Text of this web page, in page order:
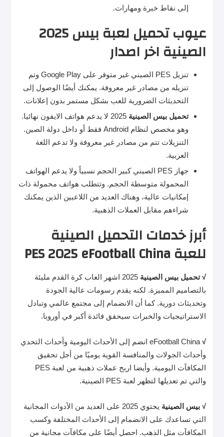
إلى نقاط خبرة ومهارات.
عيوب تحميل لعبة بيس 2025
الصينية اخر اصدار
تنزيل PES الصيني غير متوفر على Google Play وتم
تنزيله من مصادر غير معروفة. يمكنك أيضًا الوصول إلى
التحديثات الضرورية للعب بشكل مستمر بدون إعلانات.
تحميل بيس الصينية
2025 لا يدعم هواتف الايفون نهائيا.
وهو مخصص لنظام Android فقط أو داخل دولة الصين.
التنزيلات تتم من مصادر غير معروفة ولا تدعم اللغة
العربية.
جهاز PES الصيني كبير الحجم نسبياً ولا يدعم الهواتف
المحمولة متوسطة الحجم. وتتطلب هواتف محمولة ذات
إمكانيات عالية، وهناك العديد من اللاعبين الذين يمكنك
شراءهم مقابل العملات الذهبية.
أبرز خدمات التحميل الصينية
للعبة PES 2025 eFootball China
√ تحميل بيس الصينية
2025 اشهر العاب كرة القدم مليئة
بالتصاميم المميزة. لكنه يقدم رسومات عالية الجودة
وتحديثات دورية. كما أن الانضمام إلى مجتمع عالمي وتبادل
الاستراتيجيات والخبرات سيحقق فائدة أكبر في أوروبا.
√
eFootball China انضم إلى الأحداث اليومية وأحداث التحدي
وأحداث الجولات والمنافسة القوية يوميًا من أجل تحقيق
المكافآت اليومية. وأيضا اربح عملات ذهبية من لعبة PES
والتي تم تعديلها لتظهر لعبة PES الصينية.
√ بيس الصينية
يحتوي 2025 على العديد من الأدوات المجانية
التي تساعدك على الانضمام إلى الأحداث المختلفة وكسب
المكافآت مثل الذهب. احصل أيضًا على مكافآت مجانية من